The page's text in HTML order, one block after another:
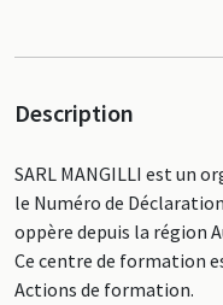
Description
SARL MANGILLI est un
le Numéro de
oppère depuis la région
Ce centre de formation
Actions de formation.